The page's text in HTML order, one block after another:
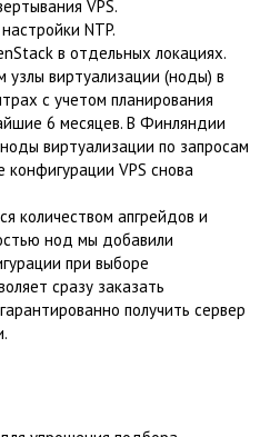
VPS.
NTP.
в отдельных локациях.
узлы виртуализации (ноды) в
с учетом планирования
6 месяцев. В Финляндии
виртуализации по запросам
конфигурации VPS снова
количеством апгрейдов и
нод мы добавили
при выборе
сразу заказать
получить сервер